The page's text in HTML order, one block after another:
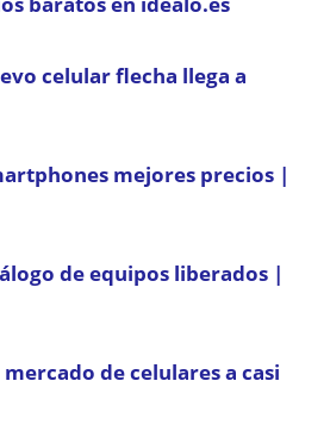
celular flecha llega a
mejores precios |
de equipos liberados |
de celulares a casi